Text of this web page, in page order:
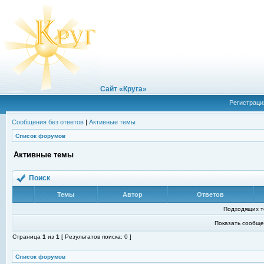
Сайт «Круга»
Сообщения без ответов | Активные темы
Список форумов
Активные темы
Поиск
Темы Автор Ответов
Подходящих
Показать
Страница 1 из 1 [ Результатов поиска: 0 ]
Список форумов